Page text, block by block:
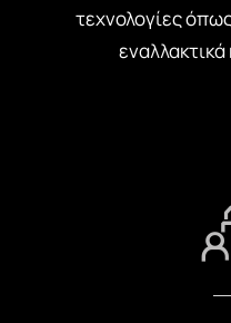
τεχνολογίες
εναλλακτικά